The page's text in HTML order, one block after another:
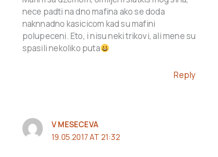
nece padti na dno mafina ako se doda
naknnadno kasicicom kad su mafini
polupeceni. Eto, i nisu neki trikovi, ali mene su
spasili nekoliko puta
Reply
V MESECEVA
19.05.2017 AT 21:32